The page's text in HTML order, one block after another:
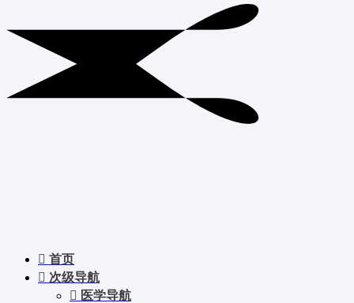
首页
次级导航
医学导航